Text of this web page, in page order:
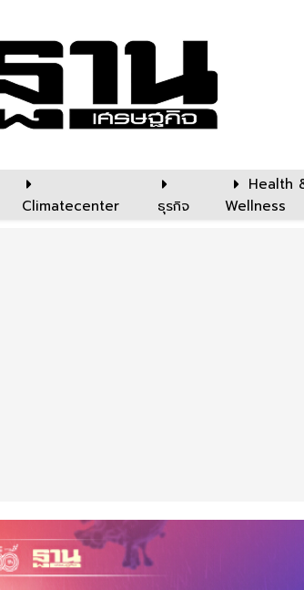
Climatecenter ธุรกิจ
Health
Wellness